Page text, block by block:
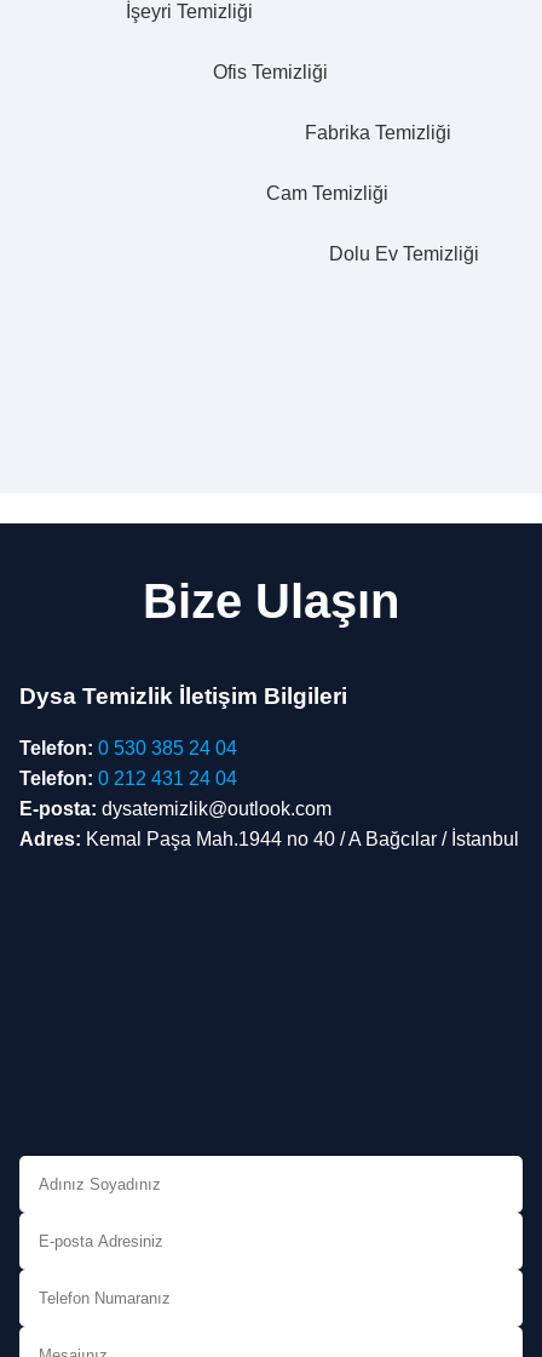
İşeyri Temizliği
Ofis Temizliği
Fabrika Temizliği
Cam Temizliği
Dolu Ev Temizliği
Bize Ulaşın
Dysa Temizlik İletişim Bilgileri
Telefon: 0 530 385 24 04
Telefon: 0 212 431 24 04
E-posta: dysatemizlik@outlook.com
Adres: Kemal Paşa Mah.1944 no 40 / A Bağcılar / İstanbul